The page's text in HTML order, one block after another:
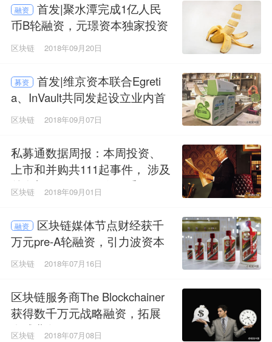
融资
首发|聚水潭完成1亿人民
币B轮融资，元璟资本独家投资
区块链 2018年09月20日
募资
首发|维京资本联合Egreti
a、InVault共同发起设立业内首
支区块链游戏产业协同管理基
区块链 2018年09月07日
私募通数据周报：本周投资、
上市和并购共111起事件， 涉及
总金额310.54亿元人民币
区块链 2018年09月01日
融资
区块链媒体节点财经获千
万元pre-A轮融资，引力波资本
等四家机构联合投资
区块链 2018年07月16日
区块链服务商The Blockchainer
获得数千万元战略融资，拓展
全球业务
区块链 2018年07月08日